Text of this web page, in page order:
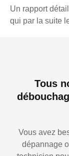
Un rapport
qui par la suite
Tous
Vous avez
dépannage